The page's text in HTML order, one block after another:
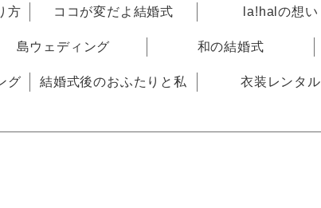
方 ココが変だよ結婚式 la!halの想い
島ウェディング 和の結婚式
グ 結婚式後のおふたりと私 衣装レンタル